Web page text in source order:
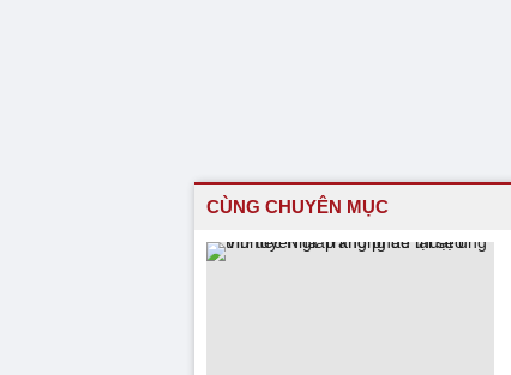
CÙNG CHUYÊN MỤC